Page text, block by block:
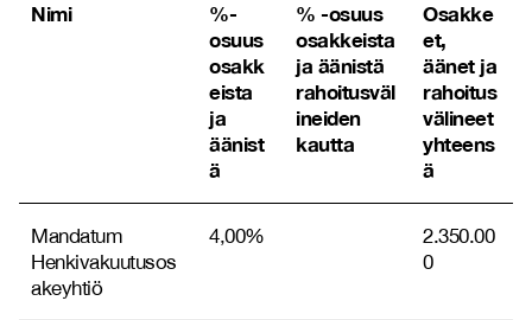
Nimi
%-
osuus
osakk
eista
ja
äänist
ä
% -osuus
osakkeista
ja äänistä
rahoitusväl
ineiden
kautta
Osakke
et,
äänet ja
rahoitus
välineet
yhteens
ä
Mandatum
Henkivakuutusos
akeyhtiö
4,00%
2.350.00
0